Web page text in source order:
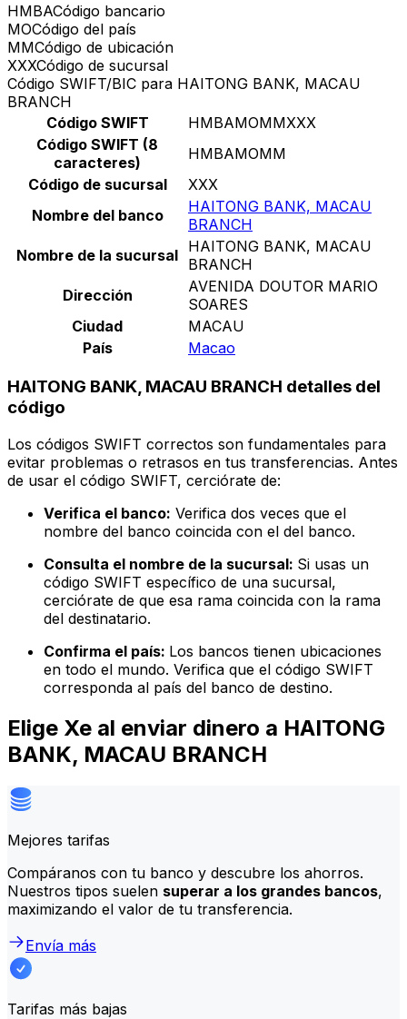
HMBACódigo bancario
MOCódigo del país
MMCódigo de ubicación
XXXCódigo de sucursal
Código SWIFT/BIC para HAITONG BANK, MACAU
BRANCH
Código SWIFT
HMBAMOMMXXX
Código SWIFT (8
caracteres)
HMBAMOMM
Código de sucursal
XXX
Nombre del banco
HAITONG BANK, MACAU
BRANCH
Nombre de la sucursal HAITONG BANK, MACAU
BRANCH
Dirección
AVENIDA DOUTOR MARIO
SOARES
Ciudad
MACAU
País
Macao
HAITONG BANK, MACAU BRANCH detalles del
código
Los códigos SWIFT correctos son fundamentales para
evitar problemas o retrasos en tus transferencias. Antes
de usar el código SWIFT, cerciórate de:
Verifica el banco: Verifica dos veces que el
nombre del banco coincida con el del banco.
Consulta el nombre de la sucursal: Si usas un
código SWIFT específico de una sucursal,
cerciórate de que esa rama coincida con la rama
del destinatario.
Confirma el país: Los bancos tienen ubicaciones
en todo el mundo. Verifica que el código SWIFT
corresponda al país del banco de destino.
Elige Xe al enviar dinero a HAITONG
BANK, MACAU BRANCH
Mejores tarifas
Compáranos con tu banco y descubre los ahorros.
Nuestros tipos suelen superar a los grandes bancos,
maximizando el valor de tu transferencia.
Envía más
Tarifas más bajas